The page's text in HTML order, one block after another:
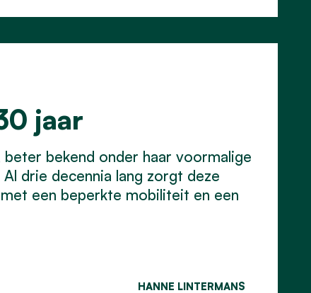
jaar
bekend onder haar voormalige
drie decennia lang zorgt deze
een beperkte mobiliteit en een
HANNE LINTERMANS